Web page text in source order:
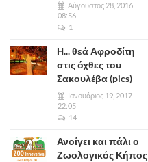
Αύγουστος 28, 2016
08:56
1
Η... θεά Αφροδίτη
στις όχθες του
Σακουλέβα (pics)
Ιανουάριος 19, 2017
22:05
14
Ανοίγει και πάλι ο
Ζωολογικός Κήπος